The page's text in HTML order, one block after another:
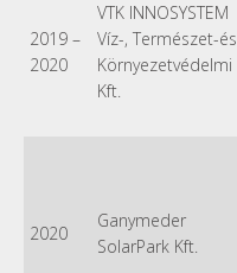
2019 –
2020
VTK INNOSYSTEM
Víz-, Természet-és
Környezetvédelmi
Kft.
2020
Ganymeder
SolarPark Kft.